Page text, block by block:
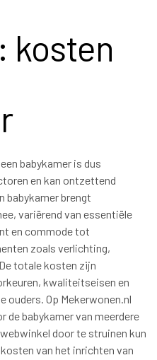
kosten
babykamer is dus
en kan ontzettend
babykamer brengt
variërend van essentiële
en commode tot
zoals verlichting,
totale kosten zijn
kwaliteitseisen en
ouders. Op Mekerwonen.nl
de babykamer van meerdere
door te struinen kun
van het inrichten van